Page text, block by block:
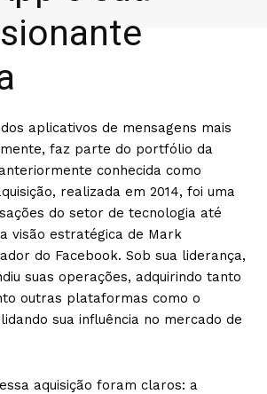
aplicativos de mensagens mais
faz parte do portfólio da
conhecida como
realizada em 2014, foi uma
do setor de tecnologia até
visão estratégica de Mark
do Facebook. Sob sua liderança,
suas operações, adquirindo tanto
outras plataformas como o
sua influência no mercado de
aquisição foram claros: a